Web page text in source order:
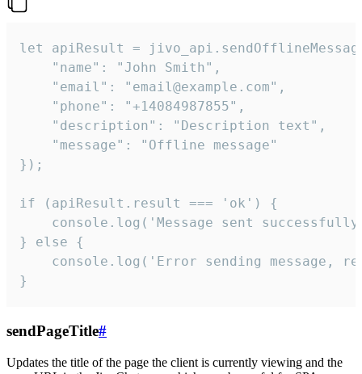
let apiResult =
    "name": "John Smith",
    "email": "email@example.com",
    "phone": "+14084987855",
    "description": "Description text",
    "message": "Offline message"
});
if (apiResult.result === 'ok') {
console.log('Message sent
} else {
console.log('Error sending message,
}
sendPageTitle#
Updates the title of the page the client is currently viewing and the